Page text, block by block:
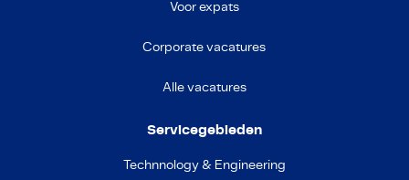
Voor expats
Corporate vacatures
Alle vacatures
Servicegebieden
Technnology & Engineering